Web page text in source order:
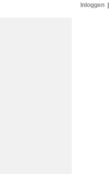
Inloggen